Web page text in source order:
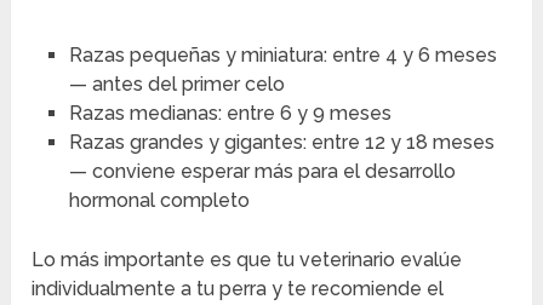
Razas pequeñas y miniatura: entre 4 y 6 meses
— antes del primer celo
Razas medianas: entre 6 y 9 meses
Razas grandes y gigantes: entre 12 y 18 meses
— conviene esperar más para el desarrollo
hormonal completo
Lo más importante es que tu veterinario evalúe
individualmente a tu perra y te recomiende el